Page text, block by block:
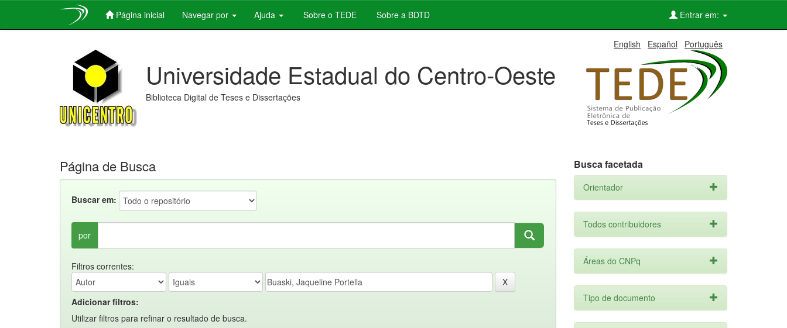
Página inicial Navegar por Ajuda Sobre o TEDE Sobre a BDTD Entrar em:
English Español Português
Universidade Estadual do Centro-Oeste
Biblioteca Digital de Teses e Dissertações
Página de Busca
Buscar em:
por
Filtros correntes:
Adicionar filtros:
Utilizar filtros para refinar o resultado de busca.
Busca facetada
Orientador
Todos contribuidores
Áreas do CNPq
Tipo de documento